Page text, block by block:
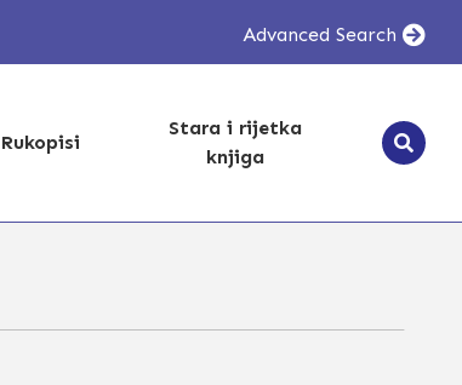
Advanced Search
Rukopisi
Stara i rijetka
knjiga